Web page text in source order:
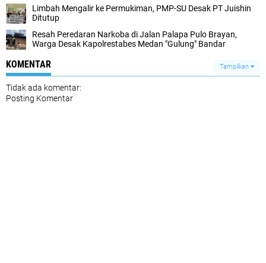
Limbah Mengalir ke Permukiman, PMP-SU Desak PT Juishin
Ditutup
Resah Peredaran Narkoba di Jalan Palapa Pulo Brayan,
Warga Desak Kapolrestabes Medan "Gulung" Bandar
KOMENTAR Tampilkan
Tidak ada komentar:
Posting Komentar